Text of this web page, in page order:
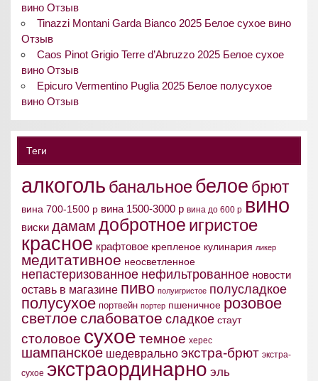
вино Отзыв
Tinazzi Montani Garda Bianco 2025 Белое сухое вино
Отзыв
Caos Pinot Grigio Terre d’Abruzzo 2025 Белое сухое
вино Отзыв
Epicuro Vermentino Puglia 2025 Белое полусухое
вино Отзыв
Теги
алкоголь банальноебелое брют
вина 700-1500 р вина 1500-3000 р вина до 600 р вино
виски дамам добротное игристое
красное крафтовое крепленое кулинария ликер
медитативное неосветленное
непастеризованное нефильтрованное новости
оставь в магазине пиво полуигристое полусладкое
полусухое портвейн портер пшеничное розовое
светлое слабоватое сладкое стаут
столовое сухое темное херес
шампанское шедеврально экстра-брют экстра-
сухое экстраординарно эль